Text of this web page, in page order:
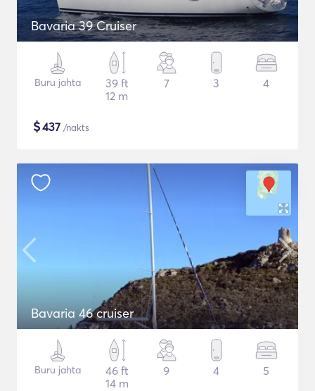
Bavaria 39 Cruiser
Buru jahta
39 ft
12 m
7 3 4
$437 /nakts
Bavaria 46 cruiser
Buru jahta
46 ft
14 m
9 4 5